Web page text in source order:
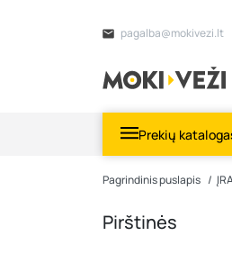
pagalba@mokivezi.lt
Prekių
Pagrindinis puslapis
Pirštinės